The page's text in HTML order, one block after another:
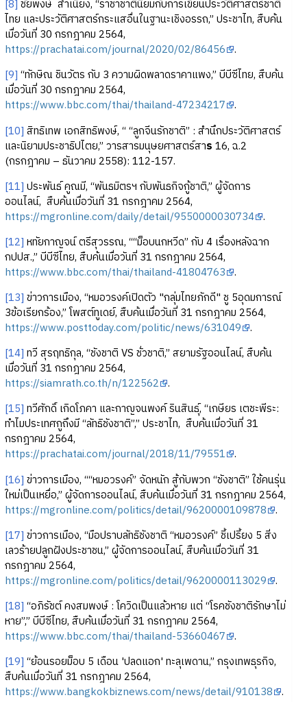
[8] ชัยพงษ์ สำเนียง, “ราชาชาตินิยมกับการเขียนประวัติศาสตร์ชาติ
ไทย และประวัติศาสตร์กระแสอื่นในฐานะเชิงอรรถ,” ประชาไท, สืบค้น
เมื่อวันที่ 30 กรกฎาคม 2564,
https://prachatai.com/journal/2020/02/86456 .
[9] “ทักษิณ ชินวัตร กับ 3 ความผิดพลาดราคาแพง,” บีบีซีไทย, สืบค้น
เมื่อวันที่ 30 กรกฎาคม 2564,
https://www.bbc.com/thai/thailand-47234217 .
[10] สิทธิเทพ เอกสิทธิพงษ์, “ “ลูกจีนรักชาติ” : สำนึกประวัติศาสตร์
และนิยามประชาธิปไตย,” วารสารมนุษยศาสตร์สาร 16, ฉ.2
(กรกฎาคม – ธันวาคม 2558): 112-157.
[11] ประพันธ์ คูณมี, “พันธมิตรฯ กับพันธกิจกู้ชาติ,” ผู้จัดการ
ออนไลน์, สืบค้นเมื่อวันที่ 31 กรกฎาคม 2564,
https://mgronline.com/daily/detail/9550000030734 .
[12] หทัยกาญจน์ ตรีสุวรรณ, ““ม็อบนกหวีด” กับ 4 เรื่องหลังฉาก
กปปส.,” บีบีซีไทย, สืบค้นเมื่อวันที่ 31 กรกฎาคม 2564,
https://www.bbc.com/thai/thailand-41804763 .
[13] ข่าวการเมือง, “หมอวรงค์เปิดตัว "กลุ่มไทยภักดี" ชู 5อุดมการณ์
3ข้อเรียกร้อง,” โพสต์ทูเดย์, สืบค้นเมื่อวันที่ 31 กรกฎาคม 2564,
https://www.posttoday.com/politic/news/631049 .
[14] ทวี สุรฤทธิกุล, “ชังชาติ VS ชั่วชาติ,” สยามรัฐออนไลน์, สืบค้น
เมื่อวันที่ 31 กรกฎาคม 2564,
https://siamrath.co.th/n/122562 .
[15] ทวีศักดิ์ เกิดโภคา และกาญจนพงค์ รินสินธุ์, “เกษียร เตชะพีระ:
ทำไมประเทศกูถึงมี “ลัทธิชังชาติ”,” ประชาไท, สืบค้นเมื่อวันที่ 31
กรกฎาคม 2564,
https://prachatai.com/journal/2018/11/79551 .
[16] ข่าวการเมือง, ““หมอวรงค์” จัดหนัก สู้กับพวก “ชังชาติ” ใช้คนรุ่น
ใหม่เป็นเหยื่อ,” ผู้จัดการออนไลน์, สืบค้นเมื่อวันที่ 31 กรกฎาคม 2564,
https://mgronline.com/politics/detail/9620000109878 .
[17] ข่าวการเมือง, “มือปราบลัทธิชังชาติ “หมอวรงค์” ชี้เปรี้ยง 5 สิ่ง
เลวร้ายปลูกฝังประชาชน,” ผู้จัดการออนไลน์, สืบค้นเมื่อวันที่ 31
กรกฎาคม 2564,
https://mgronline.com/politics/detail/9620000113029 .
[18] “อภิรัชต์ คงสมพงษ์ : โควิดเป็นแล้วหาย แต่ “โรคชังชาติรักษาไม่
หาย”,” บีบีซีไทย, สืบค้นเมื่อวันที่ 31 กรกฎาคม 2564,
https://www.bbc.com/thai/thailand-53660467 .
[19] “ย้อนรอยม็อบ 5 เดือน 'ปลดแอก' ทะลุเพดาน,” กรุงเทพธุรกิจ,
สืบค้นเมื่อวันที่ 31 กรกฎาคม 2564,
https://www.bangkokbiznews.com/news/detail/910138 .